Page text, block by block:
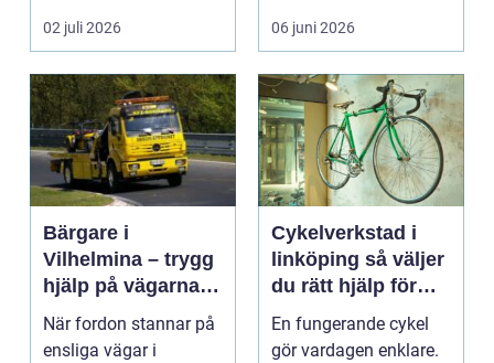
02 juli 2026 06 juni 2026
Bärgare i
Vilhelmina – trygg
hjälp på vägarna
året runt
När fordon stannar på
ensliga vägar i
Cykelverkstad i
linköping så väljer
du rätt hjälp för
din cykel
En fungerande cykel
gör vardagen enklare.